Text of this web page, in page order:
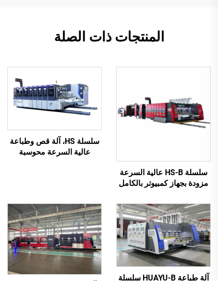
المنتجات ذات الصلة
سلسلة HS-B عالية السرعة
مزودة بجهاز كمبيوتر بالكامل
تلقائية
سلسلة HS، آلة قص وطباعة
عالية السرعة محوسبة
آلة طباعة HUAYU-B سلسلة